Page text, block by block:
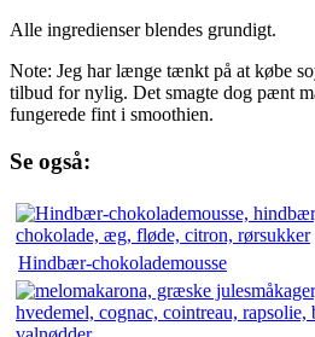
Alle ingredienser blendes grundigt.
Note: Jeg har længe tænkt på at købe
tilbud for nylig. Det smagte dog pænt
fungerede fint i smoothien.
Se også:
Hindbær-chokolademousse